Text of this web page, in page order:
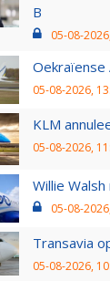
B
05-08-
Oekraïense
05-08-2026,
KLM
05-08-2026,
Willie
05-08-
Transavia
05-08-2026,